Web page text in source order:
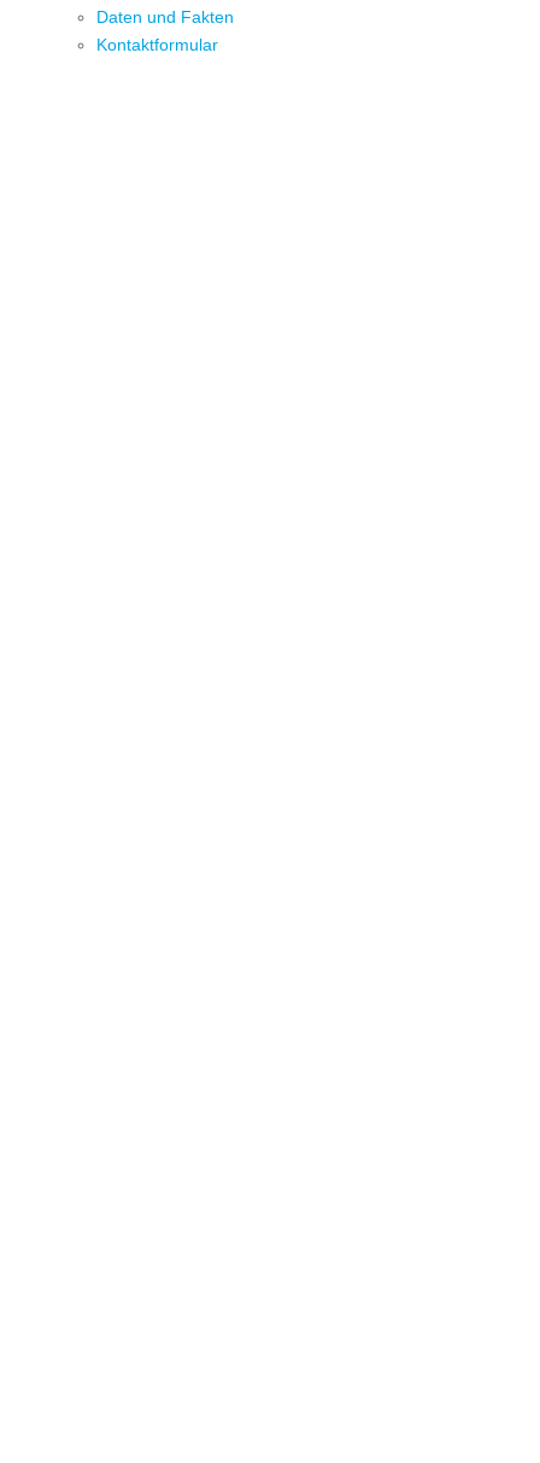
Daten und Fakten
Kontaktformular